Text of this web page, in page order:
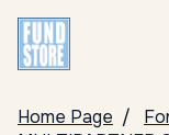
Home Page